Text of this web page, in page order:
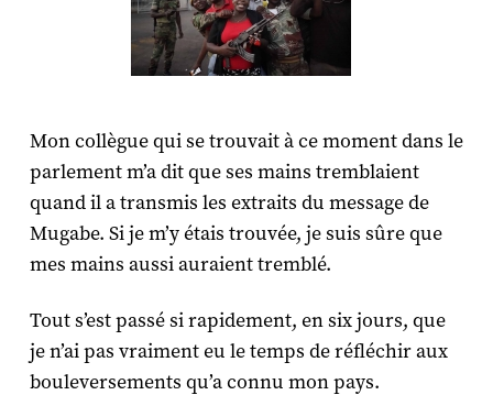
Mon collègue qui se trouvait à ce moment dans le
parlement m’a dit que ses mains tremblaient
quand il a transmis les extraits du message de
Mugabe. Si je m’y étais trouvée, je suis sûre que
mes mains aussi auraient tremblé.
Tout s’est passé si rapidement, en six jours, que
je n’ai pas vraiment eu le temps de réfléchir aux
bouleversements qu’a connu mon pays.